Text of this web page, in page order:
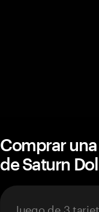
Comprar
de Saturn
Juego de 3